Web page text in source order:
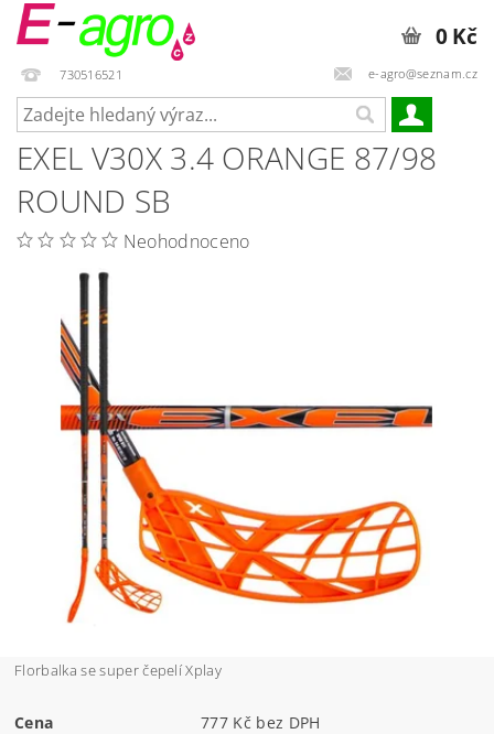
730516521 e-agro@seznam.cz
0 Kč
EXEL V30X 3.4 ORANGE 87/98
ROUND SB
Neohodnoceno
Florbalka se super čepelí Xplay
Cena 777 Kč bez DPH